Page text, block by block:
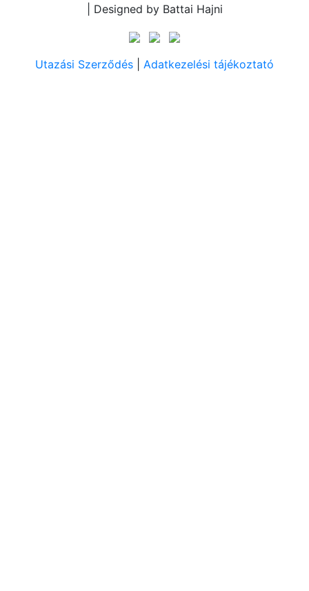
| Designed by Battai Hajni
Utazási Szerződés Adatkezelési tájékoztató